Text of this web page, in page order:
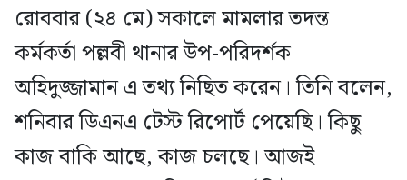
রোববার (২৪ মে) সকালে মামলার তদন্ত
কর্মকর্তা পল্লবী থানার উপ-পরিদর্শক
অহিদুজ্জামান এ তথ্য নিছিত করেন। তিনি বলেন,
শনিবার ডিএনএ টেস্ট রিপোর্ট পেয়েছি। কিছু
কাজ বাকি আছে, কাজ চলছে। আজই